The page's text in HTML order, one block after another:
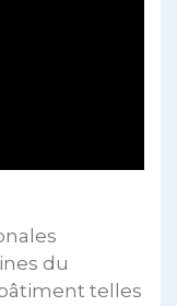
du
telles